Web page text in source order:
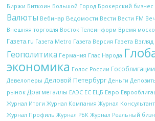
Биржи Биткоин Большой Город Брокерский бизнес
Валюты Вебинар Ведомости Вести Вести FM
Внешняя торговля Восток Телеинформ Время
Газета.ru Газета Metro Газета Версия Газета Взгляд
Геополитика Германия Глас Народа
экономика Голос России Гособлигации
Девелоперы Деловой Петербург Деньги
рынок Драгметаллы ЕАЭС ЕС ЕЦБ Евро
Журнал Итоги Журнал Компания Журнал Консультант
Журнал Профиль Журнал РБК Журнал Реальный